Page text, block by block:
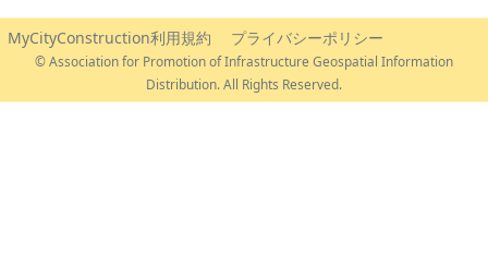
MyCityConstruction利用規約 プライバシーポリシー
© Association for Promotion of Infrastructure Geospatial Information
Distribution. All Rights Reserved.